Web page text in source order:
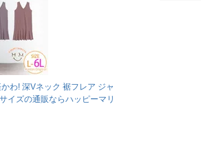
わ! 深Vネック 裾フレア ジャ
イズの通販ならハッピーマリ